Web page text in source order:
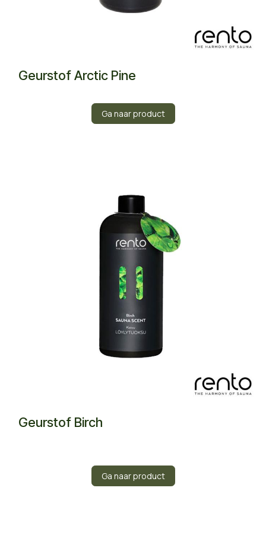
Geurstof Arctic Pine
Ga naar product
Geurstof Birch
Ga naar product